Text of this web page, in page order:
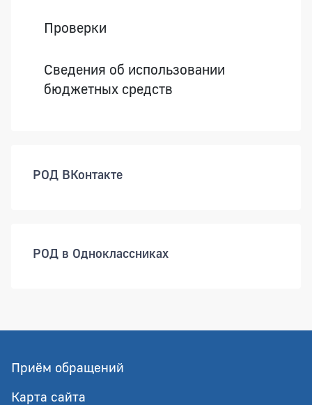
Проверки
Сведения об использовании
бюджетных средств
РОД ВКонтакте
РОД в Одноклассниках
Приём обращений
Карта сайта